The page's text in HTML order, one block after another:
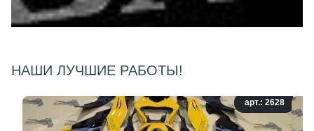
НАШИ ЛУЧШИЕ РАБОТЫ!
арт.: 2628